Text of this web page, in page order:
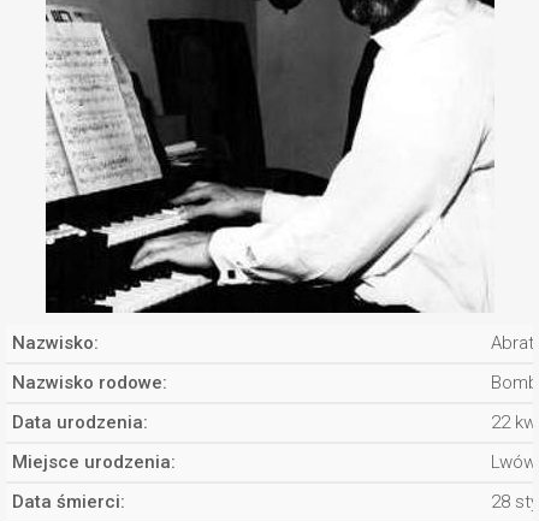
Nazwisko:
Nazwisko rodowe:
Data urodzenia:
22
Miejsce urodzenia:
Lwów
Data śmierci:
28